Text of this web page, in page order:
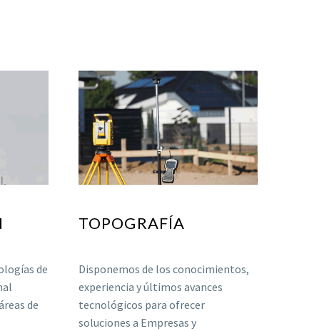
de
de
TOPOGRAFÍA
Disponemos de los conocimientos,
experiencia y últimos avances
tecnológicos para ofrecer
soluciones a Empresas y